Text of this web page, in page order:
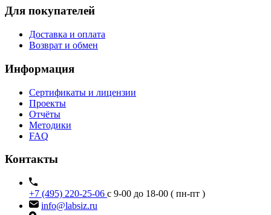
Для покупателей
Доставка и оплата
Возврат и обмен
Информация
Сертификаты и лицензии
Проекты
Отчёты
Методики
FAQ
Контакты
+7 (495) 220-25-06 с 9-00 до 18-00 ( пн-пт )
info@labsiz.ru